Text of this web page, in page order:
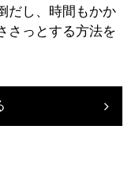
だし、時間もかか
さっとする方法を